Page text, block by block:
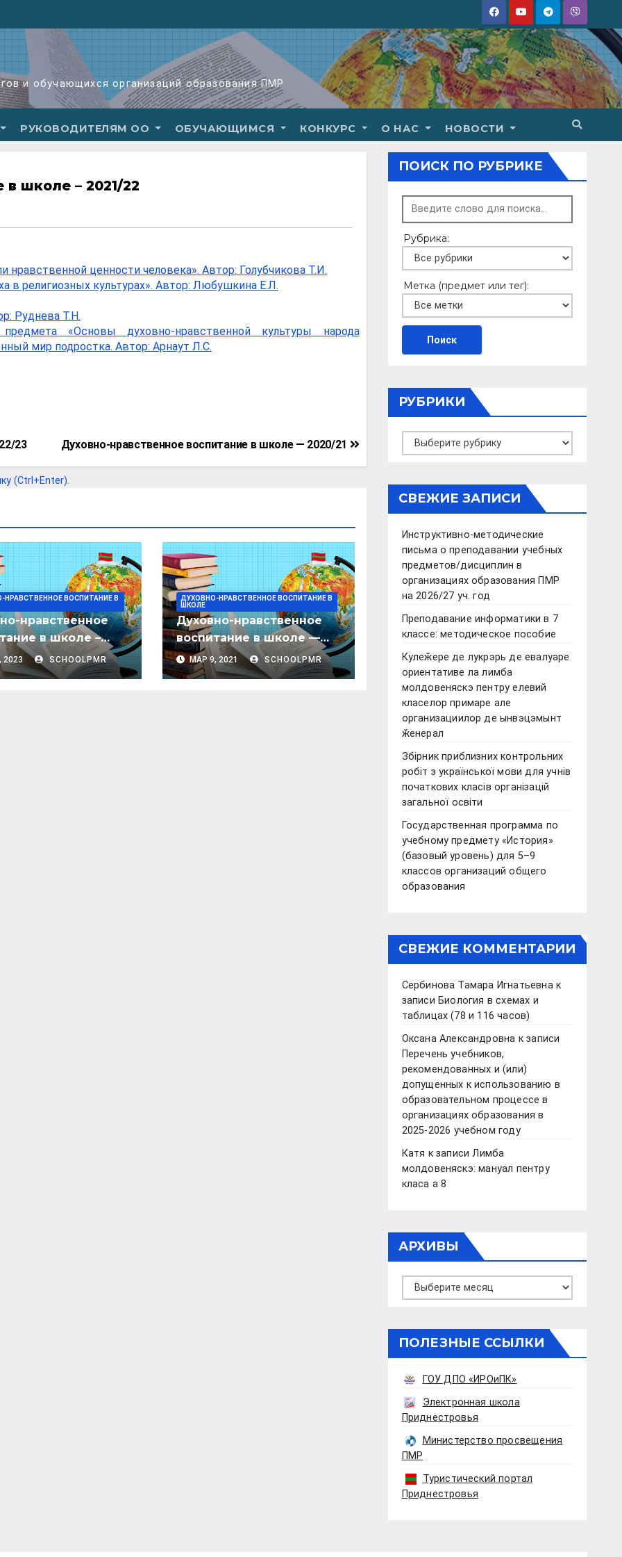
и обучающихся организаций образования ПМР
РУКОВОДИТЕЛЯМ ОО ОБУЧАЮЩИМСЯ КОНКУРС О НАС НОВОСТИ
в школе – 2021/22
ценности человека». Автор: Голубчикова Т.И.
в религиозных культурах». Автор: Любушкина Е.Л.
Руднева Т.Н.
«Основы духовно-нравственной культуры народа
мир подростка. Автор: Арнаут Л.С.
Духовно-нравственное воспитание в школе — 2020/21
23
(Ctrl+Enter).
НРАВСТВЕННОЕ ВОСПИТАНИЕ В
нравственное
в школе –
2023 SCHOOLPMR
ДУХОВНО-НРАВСТВЕННОЕ ВОСПИТАНИЕ В
ШКОЛЕ
Духовно-нравственное
воспитание в школе —
2020/21
МАР 9, 2021 SCHOOLPMR
ПОИСК ПО РУБРИКЕ
Рубрика:
Метка (предмет или тег):
РУБРИКИ
Рубрики
СВЕЖИЕ ЗАПИСИ
Инструктивно-методические
письма о преподавании учебных
предметов/дисциплин в
организациях образования ПМР
на 2026/27 уч. год
Преподавание информатики в 7
классе: методическое пособие
Кулеӂере де лукрэрь де евалуаре
ориентативе ла лимба
молдовеняскэ пентру елевий
класелор примаре але
организациилор де ынвэцэмынт
ӂенерал
Збірник приблизних контрольних
робіт з української мови для учнів
початкових класів організацій
загальної освіти
Государственная программа по
учебному предмету «История»
(базовый уровень) для 5–9
классов организаций общего
образования
СВЕЖИЕ КОММЕНТАРИИ
Сербинова Тамара Игнатьевнак
записи Биология в схемах и
таблицах (78 и 116 часов)
Оксана Александровна к записи
Перечень учебников,
рекомендованных и (или)
допущенных к использованию в
образовательном процессе в
организациях образования в
2025-2026 учебном году
Катя к записиЛимба
молдовеняскэ: мануал пентру
класа а 8
АРХИВЫ
Архивы
ПОЛЕЗНЫЕ ССЫЛКИ
ГОУ ДПО «ИРОиПК»
Электронная школа
Приднестровья
Министерство просвещения
ПМР
Туристический портал
Приднестровья